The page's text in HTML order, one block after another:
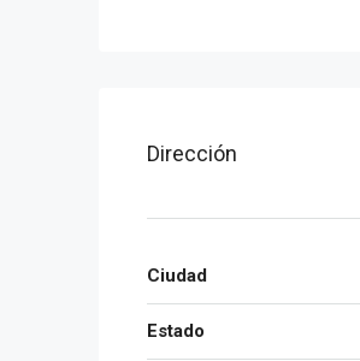
Dirección
Ciudad
Estado